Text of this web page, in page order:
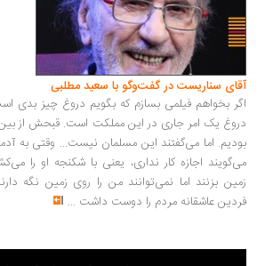
سناریست در گفت‌وگو با سعید مطلبی
بخواهم فیلمی بسازم که بگویم دروغ چیز بدی است باور
یک امر جاری در این مملکت است. قبحش از بین رفته...
اما می‌گفتند این مسلمان نیست... وقتی به آدمی که
اجازه کار نداری، یعنی با شکنجه او را می‌کشند...
بزنند اما نمی‌توانند من را روی زمین نگه دارند،
عاشقانه مردم را دوست داشت ...